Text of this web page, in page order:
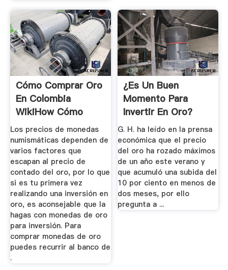
Cómo Comprar Oro
En Colombia
WikiHow Cómo
Hacer De Todo
Los precios de monedas
numismáticas dependen de
varios factores que
escapan al precio de
contado del oro, por lo que
si es tu primera vez
realizando una inversión en
oro, es aconsejable que la
hagas con monedas de oro
para inversión. Para
comprar monedas de oro
puedes recurrir al banco de
.
¿Es Un Buen
Momento Para
Invertir En Oro?
G. H. ha leído en la prensa
económica que el precio
del oro ha rozado máximos
de un año este verano y
que acumuló una subida del
10 por ciento en menos de
dos meses, por ello
pregunta a ...